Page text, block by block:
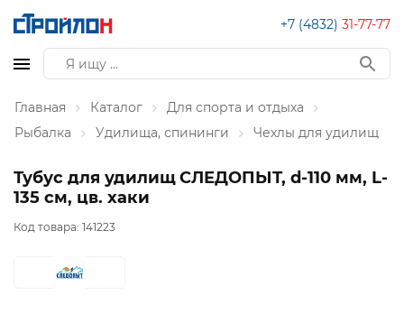
+7 (4832) 31-77-77
Главная Каталог
Для спорта и отдыха
Рыбалка
Удилища, спининги Чехлы для удилищ
Тубус для удилищ СЛЕДОПЫТ, d-110 мм, L-
135 см, цв. хаки
Код товара: 141223